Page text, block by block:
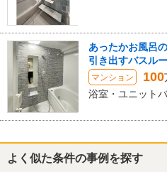
あったかお風呂
引き出すバスル
マンション 100
浴室・ユニット
よく似た条件の事例を探す